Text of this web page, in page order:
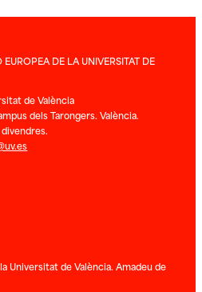
DE LA UNIVERSITAT DE
de València
dels Tarongers. València.
Universitat de València. Amadeu de